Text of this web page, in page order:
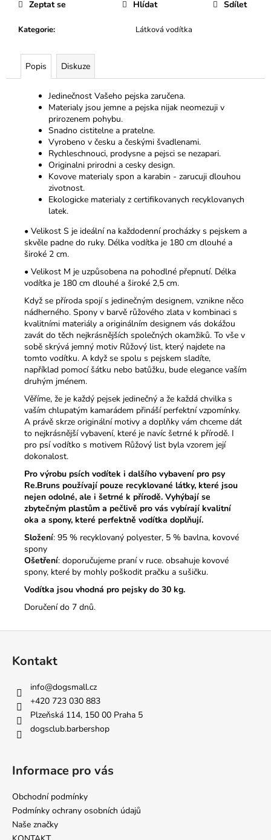
Kategorie: Látková vodítka
Zeptat se Hlídat Sdílet
Popis Diskuze
Jedinečnost Vašeho pejska zaručena.
Materialy jsou jemne a pejska nijak neomezuji v
prirozenem pohybu.
Snadno cistitelne a pratelne.
Vyrobeno v česku a českými švadlenami.
Rychleschnouci, prodysne a pejsci se nezapari.
Originalni prirodni a cesky design.
Kovove materialy spon a karabin - zarucuji dlouhou
zivotnost.
Ekologicke materialy z certifikovanych recyklovanych
latek.
• Velikost S je ideální na každodenní procházky s pejskem a
skvěle padne do ruky. Délka vodítka je 180 cm dlouhé a
široké 2 cm.
• Velikost M je uzpůsobena na pohodlné přepnutí. Délka
vodítka je 180 cm dlouhé a široké 2,5 cm.
Když se příroda spojí s jedinečným designem, vznikne něco
nádherného. Spony v barvě růžového zlata v kombinaci s
kvalitními materiály a originálním designem vás dokážou
zavát do těch nejkrásnějších společných okamžiků. To vše v
sobě skrývá jemný motiv Růžový list, který najdete na
tomto vodítku. A když se spolu s pejskem sladíte,
například pomocí šátku nebo batůžku, bude elegance vaším
druhým jménem.
Věříme, že je každý pejsek jedinečný a že každá chvilka s
vaším chlupatým kamarádem přináší perfektní vzpomínky.
A právě skrze originální motivy a doplňky vám chceme dát
to nejkrásnější vybavení, které je navíc šetrné k přírodě. I
pro psí vodítko s motivem Růžový list byla vzorem její
dokonalost.
Pro výrobu psích vodítek i dalšího vybavení pro psy
Re.Bruns používají pouze recyklované látky, které jsou
nejen odolné, ale i šetrné k přírodě. Vyhýbají se
zbytečným plastům a pečlivě pro vás vybírají kvalitní
oka a spony, které perfektně vodítka doplňují.
Složení: 95 % recyklovaný polyester, 5 % bavlna, kovové
spony
Ošetření: doporučujeme praní v ruce. obsahuje kovové
spony, které by mohly poškodit pračku a sušičku.
Vodítka jsou vhodná pro pejsky do 30 kg.
Doručení do 7 dnů.
Kontakt
info@dogsmall.cz
+420 723 030 883
Plzeňská 114, 150 00 Praha 5
dogsclub.barbershop
Informace pro vás
Obchodní podmínky
Podmínky ochrany osobních údajů
Naše značky